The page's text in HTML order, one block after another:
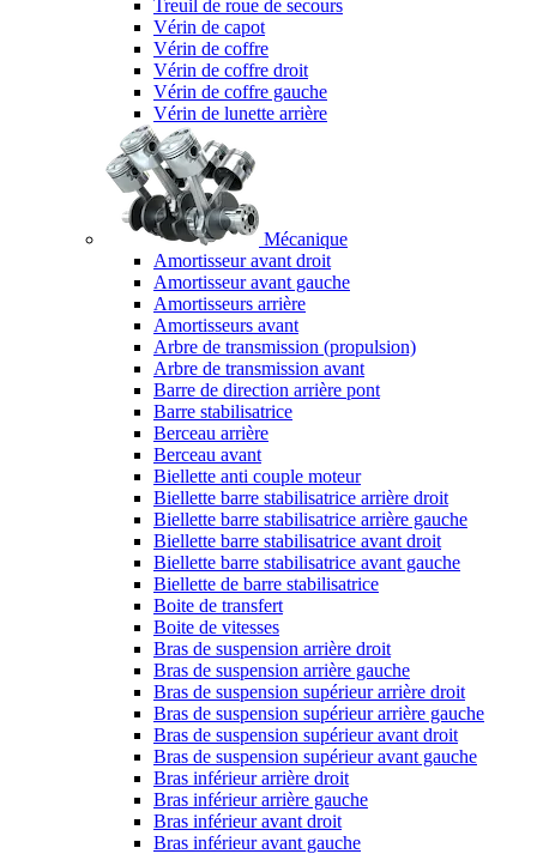
Treuil de roue de secours
Vérin de capot
Vérin de coffre
Vérin de coffre droit
Vérin de coffre gauche
Vérin de lunette arrière
Mécanique
Amortisseur avant droit
Amortisseur avant gauche
Amortisseurs arrière
Amortisseurs avant
Arbre de transmission (propulsion)
Arbre de transmission avant
Barre de direction arrière pont
Barre stabilisatrice
Berceau arrière
Berceau avant
Biellette anti couple moteur
Biellette barre stabilisatrice arrière droit
Biellette barre stabilisatrice arrière gauche
Biellette barre stabilisatrice avant droit
Biellette barre stabilisatrice avant gauche
Biellette de barre stabilisatrice
Boite de transfert
Boite de vitesses
Bras de suspension arrière droit
Bras de suspension arrière gauche
Bras de suspension supérieur arrière droit
Bras de suspension supérieur arrière gauche
Bras de suspension supérieur avant droit
Bras de suspension supérieur avant gauche
Bras inférieur arrière droit
Bras inférieur arrière gauche
Bras inférieur avant droit
Bras inférieur avant gauche